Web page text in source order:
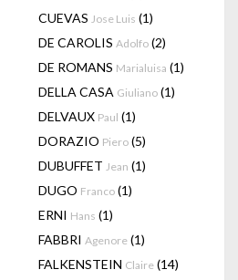
CUEVAS Jose Luis (1)
DE CAROLIS Adolfo (2)
DE ROMANS Marialuisa (1)
DELLA CASA Giuliano (1)
DELVAUX Paul (1)
DORAZIO Piero (5)
DUBUFFET Jean (1)
DUGO Franco (1)
ERNI Hans (1)
FABBRI Agenore (1)
FALKENSTEIN Claire (14)